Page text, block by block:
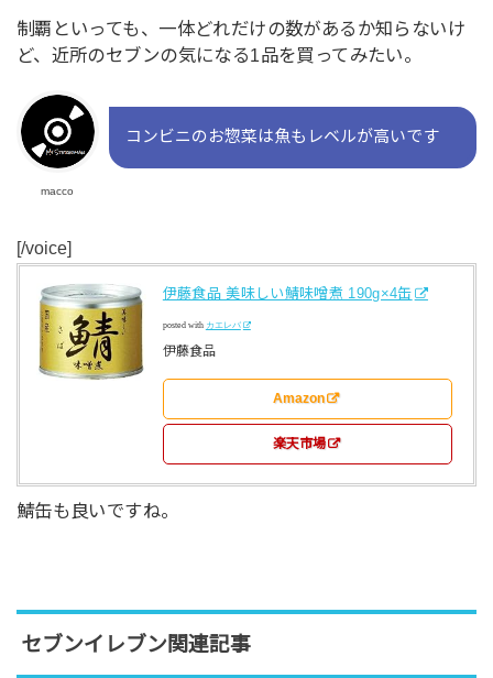
制覇といっても、一体どれだけの数があるか知らないけ
ど、近所のセブンの気になる1品を買ってみたい。
macco
コンビニのお惣菜は魚もレベルが高いです
[/voice]
伊藤食品 美味しい鯖味噌煮 190g×4缶
posted with カエレバ
伊藤食品
Amazon
楽天市場
鯖缶も良いですね。
セブンイレブン関連記事